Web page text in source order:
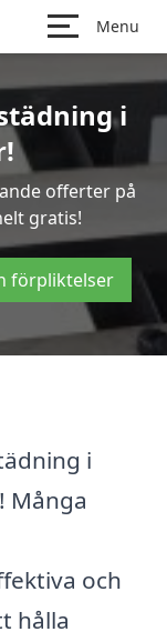
Menu
i
offerter på
gratis!
förpliktelser
i
Många
och
hålla